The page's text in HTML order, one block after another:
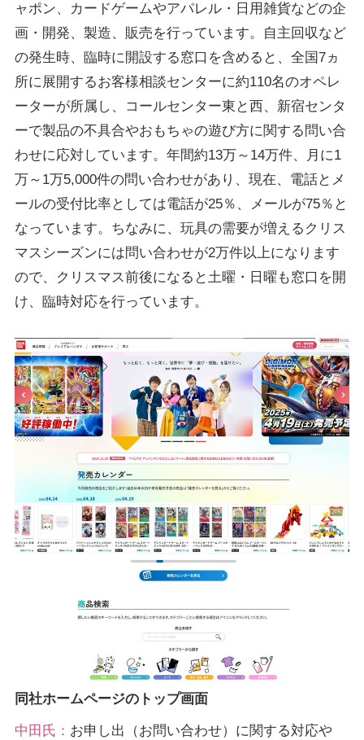
ャポン、カードゲームやアパレル・日用雑貨などの企
画・開発、製造、販売を行っています。自主回収など
の発生時、臨時に開設する窓口を含めると、全国7ヵ
所に展開するお客様相談センターに約110名のオペレ
ーターが所属し、コールセンター東と西、新宿センタ
ーで製品の不具合やおもちゃの遊び方に関する問い合
わせに応対しています。年間約13万～14万件、月に1
万～1万5,000件の問い合わせがあり、現在、電話とメ
ールの受付比率としては電話が25％、メールが75％と
なっています。ちなみに、玩具の需要が増えるクリス
マスシーズンには問い合わせが2万件以上になります
ので、クリスマス前後になると土曜・日曜も窓口を開
け、臨時対応を行っています。
同社ホームページのトップ画面
中田氏： お申し出（お問い合わせ）に関する対応や